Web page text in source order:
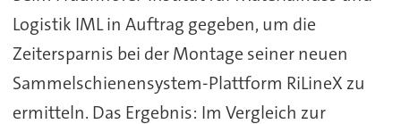
Logistik IML in Auftrag gegeben, um die
Zeitersparnis bei der Montage seiner neuen
Sammelschienensystem-Plattform RiLineX zu
ermitteln. Das Ergebnis: Im Vergleich zur